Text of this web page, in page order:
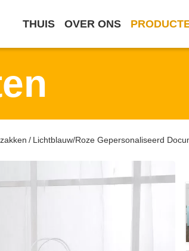
THUIS OVER ONS
/ Lichtblauw/Roze Gepersonaliseerd